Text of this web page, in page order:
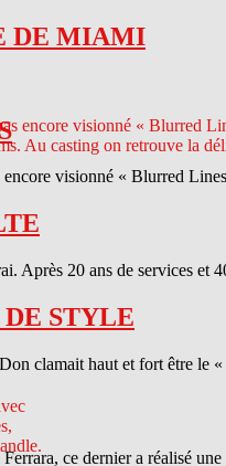
DE MIAMI
encore visionné « Blurred
Après 20 ans de services et
STYLE
clamait haut et fort être le «
ce dernier a réalisé